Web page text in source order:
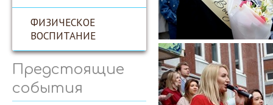
ФИЗИЧЕСКОЕ
ВОСПИТАНИЕ
Предстоящие
события